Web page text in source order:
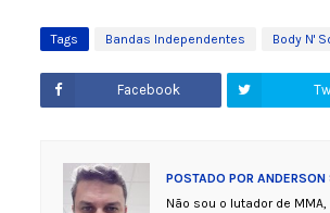
Tags Bandas Independentes Body N'
Facebook
POSTADO POR ANDERSON
Não sou o lutador de